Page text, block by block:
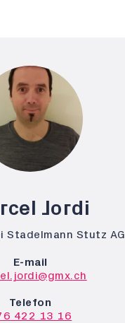
Jordi
Stadelmann Stutz AG
E-mail
Telefon
422 13 16